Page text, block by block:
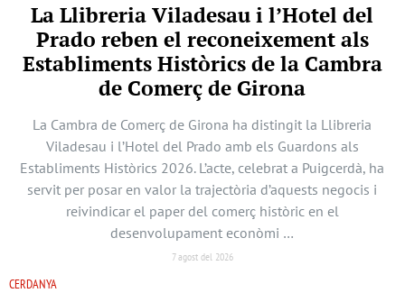
La Llibreria Viladesau i l’Hotel del
Prado reben el reconeixement als
Establiments Històrics de la Cambra
de Comerç de Girona
La Cambra de Comerç de Girona ha distingit la Llibreria
Viladesau i l’Hotel del Prado amb els Guardons als
Establiments Històrics 2026. L’acte, celebrat a Puigcerdà, ha
servit per posar en valor la trajectòria d’aquests negocis i
reivindicar el paper del comerç històric en el
desenvolupament econòmi …
7 agost del 2026
CERDANYA